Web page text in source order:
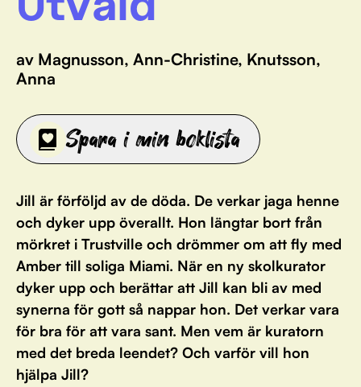
av Magnusson, Ann-Christine, Knutsson,
Anna
Spara i min boklista
Jill är förföljd av de döda. De verkar jaga henne
och dyker upp överallt. Hon längtar bort från
mörkret i Trustville och drömmer om att fly med
Amber till soliga Miami. När en ny skolkurator
dyker upp och berättar att Jill kan bli av med
synerna för gott så nappar hon. Det verkar vara
för bra för att vara sant. Men vem är kuratorn
med det breda leendet? Och varför vill hon
hjälpa Jill?